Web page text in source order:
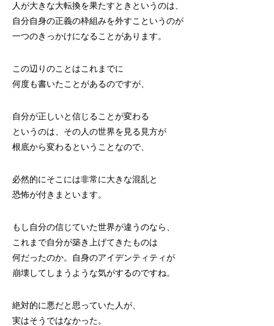
人が大きな大転換を果たすときというのは、
自分自身の正義の枠組みを外すこというのが
一つのきっかけになることがあります。
この辺りのことはこれまでに
何度も書いたことがあるのですが、
自分が正しいと信じることが変わる
というのは、その人の世界を見る見方が
根底から変わるということなので、
必然的にそこには非常に大きな混乱と
恐怖が付きまといます。
もし自分の信じていた世界が違うのなら、
これまで自分が築き上げてきたものは
何だったのか。自身のアイデンティティが
崩壊してしまうような気がするのですね。
絶対的に悪だと思っていた人が、
実はそうではなかった。